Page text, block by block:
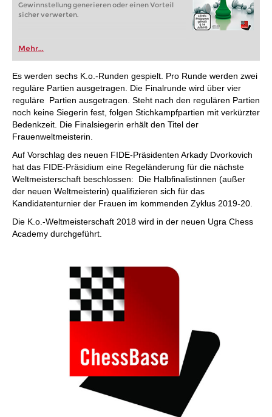
Gewinnstellung generieren oder einen Vorteil
sicher verwerten.
Mehr...
Es werden sechs K.o.-Runden gespielt. Pro Runde werden zwei
reguläre Partien ausgetragen. Die Finalrunde wird über vier
reguläre Partien ausgetragen. Steht nach den regulären Partien
noch keine Siegerin fest, folgen Stichkampfpartien mit verkürzter
Bedenkzeit. Die Finalsiegerin erhält den Titel der
Frauenweltmeisterin.
Auf Vorschlag des neuen FIDE-Präsidenten Arkady Dvorkovich
hat das FIDE-Präsidium eine Regeländerung für die nächste
Weltmeisterschaft beschlossen: Die Halbfinalistinnen (außer
der neuen Weltmeisterin) qualifizieren sich für das
Kandidatenturnier der Frauen im kommenden Zyklus 2019-20.
Die K.o.-Weltmeisterschaft 2018 wird in der neuen Ugra Chess
Academy durchgeführt.